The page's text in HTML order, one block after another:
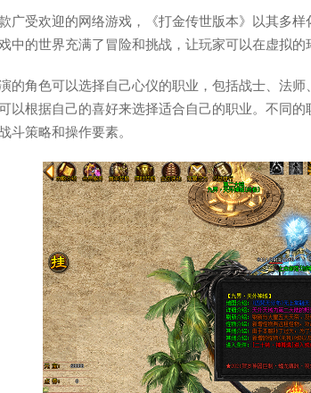
广受欢迎的网络游戏，《打金传世版本》以其多
中的世界充满了冒险和挑战，让玩家可以在虚拟的
的角色可以选择自己心仪的职业，包括战士、法
以根据自己的喜好来选择适合自己的职业。不同
斗策略和操作要素。